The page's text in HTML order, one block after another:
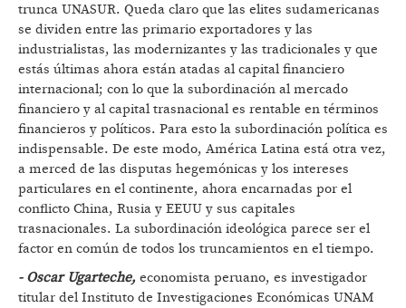
trunca UNASUR. Queda claro que las elites sudamericanas
se dividen entre las primario exportadores y las
industrialistas, las modernizantes y las tradicionales y que
estás últimas ahora están atadas al capital financiero
internacional; con lo que la subordinación al mercado
financiero y al capital trasnacional es rentable en términos
financieros y políticos. Para esto la subordinación política es
indispensable. De este modo, América Latina está otra vez,
a merced de las disputas hegemónicas y los intereses
particulares en el continente, ahora encarnadas por el
conflicto China, Rusia y EEUU y sus capitales
trasnacionales. La subordinación ideológica parece ser el
factor en común de todos los truncamientos en el tiempo.
- Oscar Ugarteche, economista peruano, es investigador
titular del Instituto de Investigaciones Económicas UNAM